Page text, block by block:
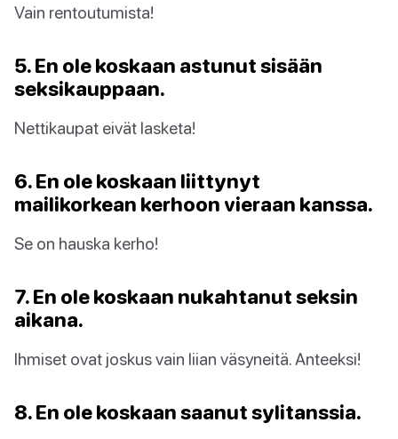
Vain rentoutumista!
5. En ole koskaan astunut sisään
seksikauppaan.
Nettikaupat eivät lasketa!
6. En ole koskaan liittynyt
mailikorkean kerhoon vieraan kanssa.
Se on hauska kerho!
7. En ole koskaan nukahtanut seksin
aikana.
Ihmiset ovat joskus vain liian väsyneitä. Anteeksi!
8. En ole koskaan saanut sylitanssia.